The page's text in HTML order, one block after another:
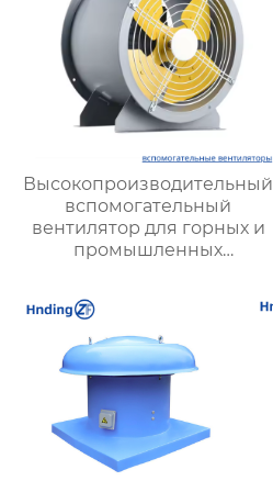
Высокопроизводительный
вспомогательный
вентилятор для горных и
промышленных
Hengding Industrial Fans